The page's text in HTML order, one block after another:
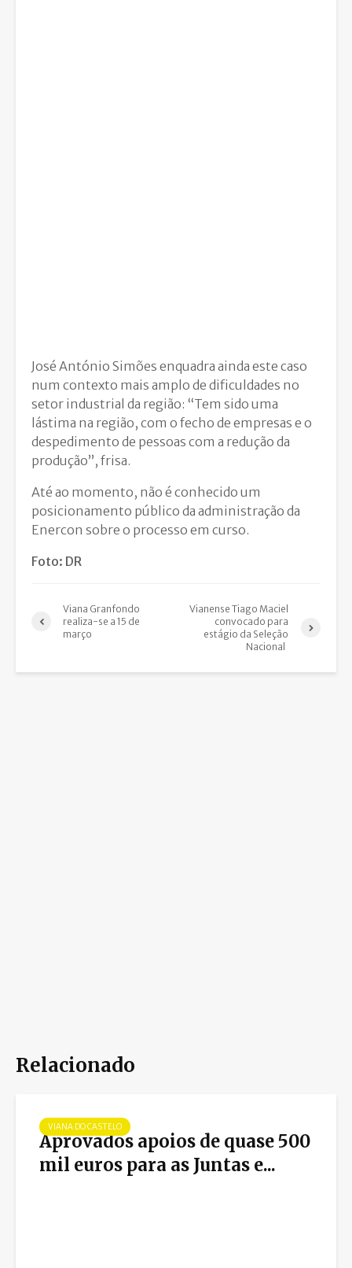
José António Simões enquadra ainda este caso
num contexto mais amplo de dificuldades no
setor industrial da região: “Tem sido uma
lástima na região, com o fecho de empresas e o
despedimento de pessoas com a redução da
produção”, frisa.
Até ao momento, não é conhecido um
posicionamento público da administração da
Enercon sobre o processo em curso.
Foto: DR
Viana Granfondo
realiza-se a 15 de
março
Vianense Tiago Maciel
convocado para
estágio da Seleção
Nacional
Relacionado
VIANA DO CASTELO
Aprovados apoios de quase 500
mil euros para as Juntas e...